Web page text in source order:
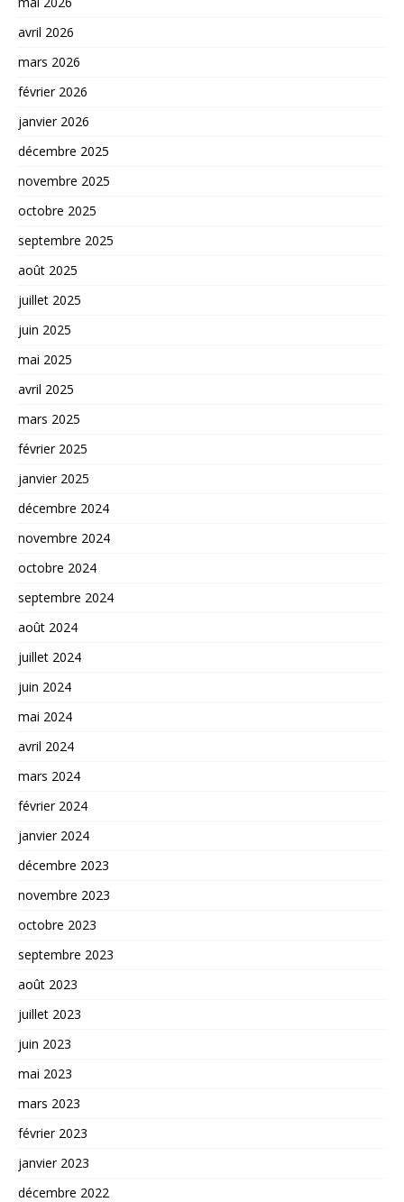
avril 2026
mars 2026
février 2026
janvier 2026
décembre 2025
novembre 2025
octobre 2025
septembre 2025
août 2025
juillet 2025
juin 2025
mai 2025
avril 2025
mars 2025
février 2025
janvier 2025
décembre 2024
novembre 2024
octobre 2024
septembre 2024
août 2024
juillet 2024
juin 2024
mai 2024
avril 2024
mars 2024
février 2024
janvier 2024
décembre 2023
novembre 2023
octobre 2023
septembre 2023
août 2023
juillet 2023
juin 2023
mai 2023
mars 2023
février 2023
janvier 2023
décembre 2022